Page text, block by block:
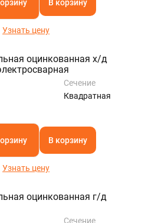
В корзину
Узнать цену
оцинкованная х/д
Сечение
Квадратная
В корзину
Узнать цену
оцинкованная г/д
Сечение